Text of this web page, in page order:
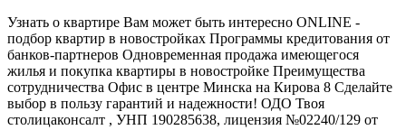
Узнать о квартире Вам может быть интересно ONLINE -
подбор квартир в новостройках Программы кредитования от
банков-партнеров Одновременная продажа имеющегося
жилья и покупка квартиры в новостройке Преимущества
сотрудничества Офис в центре Минска на Кирова 8 Сделайте
выбор в пользу гарантий и надежности! ОДО Твоя
столицаконсалт , УНП 190285638, лицензия №02240/129 от